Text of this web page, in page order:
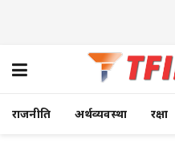
राजनीति अर्थव्यवस्था रक्षा